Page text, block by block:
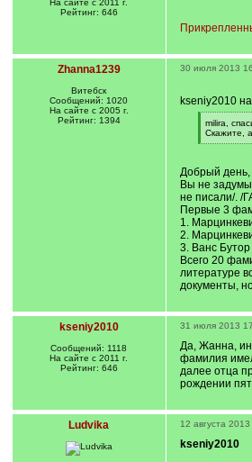
На сайте с 2011 г.
Рейтинг: 646
Zhanna1239
Витебск
Сообщений: 1020
На сайте с 2005 г.
Рейтинг: 1394
30 июля 2013
kseniy2010
[
q
]
milira,
Скажите,
[
]
Добрый день,
Вы не
не писали/. /
Первые 3
1.
2.
3. Ванс
Всего 20
литературе
документы,
kseniy2010
Сообщений: 1118
На сайте с 2011 г.
Рейтинг: 646
31 июля 2013
Да, Жанна,
фамилия
далее отца
рождении
Ludvika 12 августа
kseniy2010